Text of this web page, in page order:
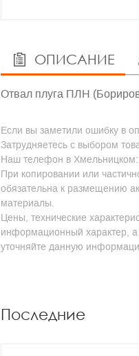
ОПИСАНИЕ
Отвал плуга ПЛН
Если вы заметили ошибку в
Затрудняетесь с выбором
Наш телефон в Хмельницком:
При копировании или
обязательна к размещению
материалы.
Цены, технические
информационный характер,
уточняйте данную
Последние